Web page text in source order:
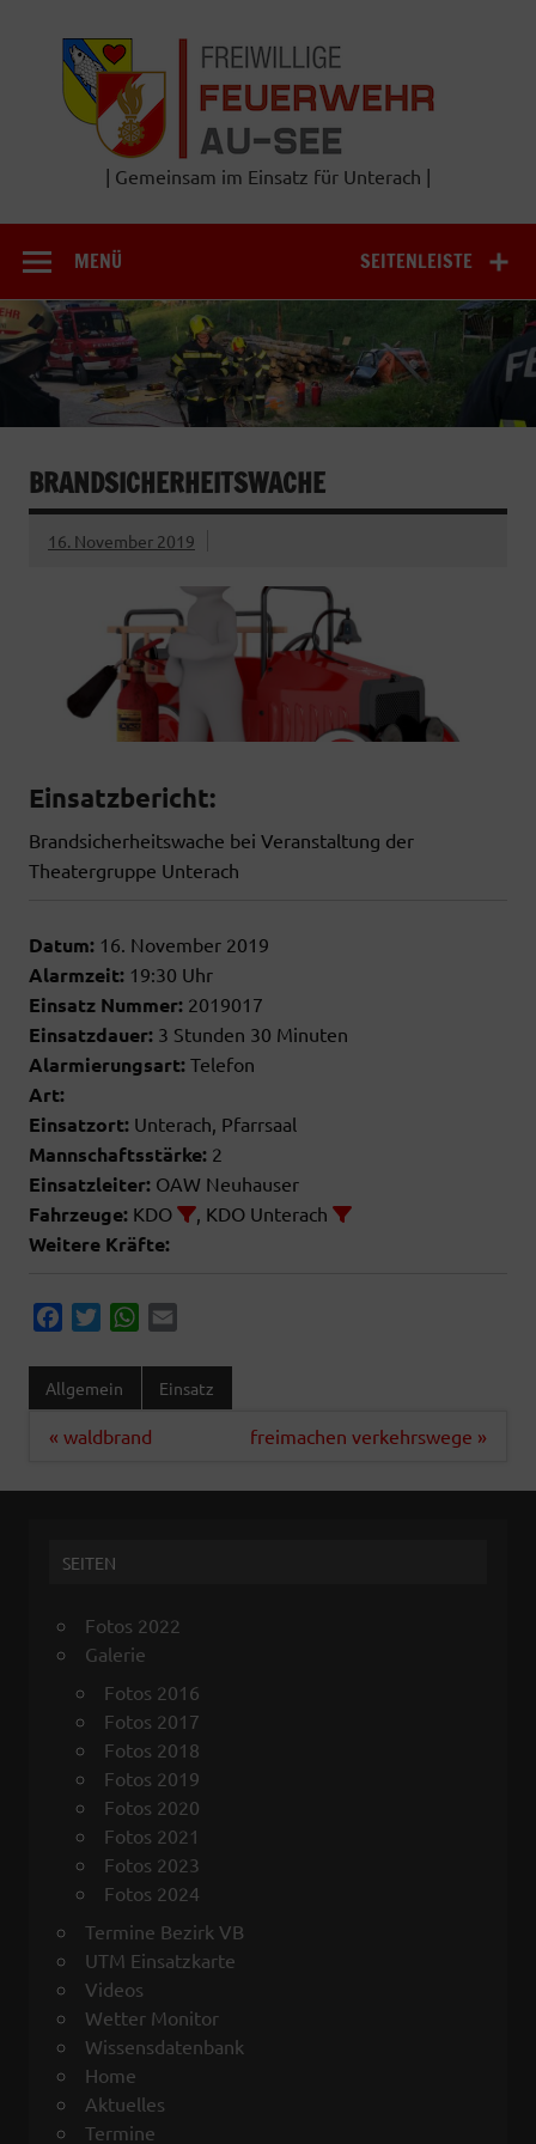
springen
| Gemeinsam im Einsatz für Unterach |
SEITENLEISTE
MENÜ
BRANDSICHERHEITSWACHE
16. November 2019
Einsatzbericht:
Brandsicherheitswache bei Veranstaltung der
Theatergruppe Unterach
Datum: 16. November 2019
Alarmzeit: 19:30 Uhr
Einsatz Nummer: 2019017
Einsatzdauer: 3 Stunden 30 Minuten
Alarmierungsart: Telefon
Art:
Einsatzort: Unterach, Pfarrsaal
Mannschaftsstärke: 2
Einsatzleiter: OAW Neuhauser
Fahrzeuge: KDO , KDO Unterach
Weitere Kräfte:
e
b
o
t
t
r
W
t
s
p
i
Allgemein Einsatz
Beitragsnavigation
« waldbrand freimachen verkehrswege »
SEITEN
Fotos 2022
Galerie
Fotos 2016
Fotos 2017
Fotos 2018
Fotos 2019
Fotos 2020
Fotos 2021
Fotos 2023
Fotos 2024
Termine Bezirk VB
UTM Einsatzkarte
Videos
Wetter Monitor
Wissensdatenbank
Home
Aktuelles
Termine